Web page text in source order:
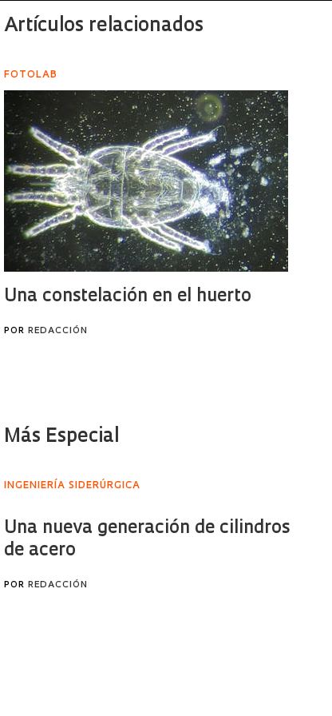
Artículos relacionados
FOTOLAB
Una constelación en el huerto
POR REDACCIÓN
Más Especial
INGENIERÍA SIDERÚRGICA
Una nueva generación de cilindros
de acero
POR REDACCIÓN